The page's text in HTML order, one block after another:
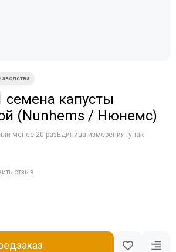
семена капусты
(Nunhems / Нюнемс)
менее 20 раз Единица измерения: упак
отзыв